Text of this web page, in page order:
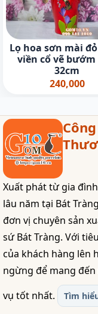
Lọ hoa sơn mài
viền cổ vẽ bướm
32cm
240,000
Xuất phát từ gia
lâu năm tại Bát
đơn vị chuyên sản
sứ Bát Tràng. Với
của khách hàng lên
ngừng để mang
vụ tốt nhất.
Tìm